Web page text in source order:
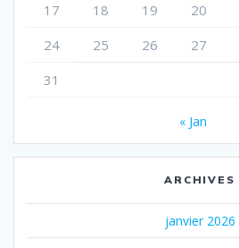
17
18 19 20
24
25 26 27
31
« Jan
ARCHIVES
janvier 2026